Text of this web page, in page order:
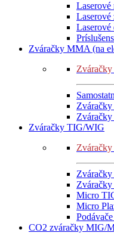
Laserové
Laserové
Laserové
Zváračky MMA (na
Zváračky
Zváračky
Zváračky TIG/WIG
Micro
Micro
CO2 zváračky MIG/